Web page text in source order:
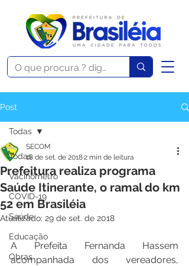
Post
Todas
Vacinômetro
COVID-19
Saúde
Educação
Obras
Todas
Prefeitura realiza programa
Saúde Itinerante, o ramal do km
52 em Brasiléia
SECOM
18 de set. de 20182 min de leitura
Atualizado: 29 de set. de 2018
A Prefeita Fernanda Hassem
acompanhada dos vereadores,